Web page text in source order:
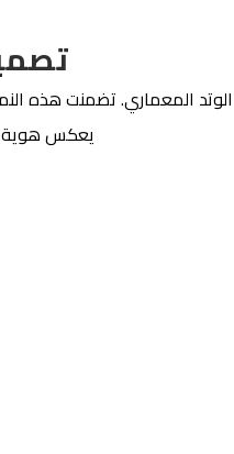
المعماري. تضمنت هذه
يعكس